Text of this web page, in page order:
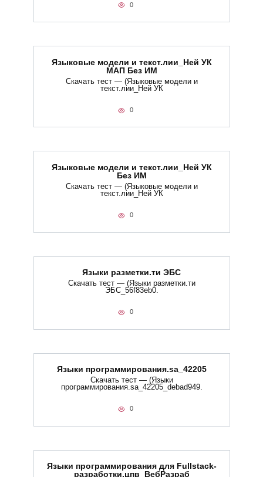
0
Языковые модели и текст.лии_Ней УК
МАП Без ИМ
Скачать тест — (Языковые модели и
текст.лии_Ней УК
0
Языковые модели и текст.лии_Ней УК
Без ИМ
Скачать тест — (Языковые модели и
текст.лии_Ней УК
0
Языки разметки.ти​ ЭБС
Скачать тест — (Языки разметки.ти​
ЭБС_56f83eb0.
0
Языки программирования.sa_42205
Скачать тест — (Языки
программирования.sa_42205_debad949.
0
Языки программирования для Fullstack-
разработки.цпв_ВебРазраб